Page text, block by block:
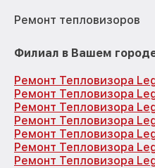
Ремонт тепловизоров
Филиал в Вашем
Ремонт Тепловизора
Ремонт Тепловизора
Ремонт Тепловизора
Ремонт Тепловизора
Ремонт Тепловизора
Ремонт Тепловизора
Ремонт Тепловизора